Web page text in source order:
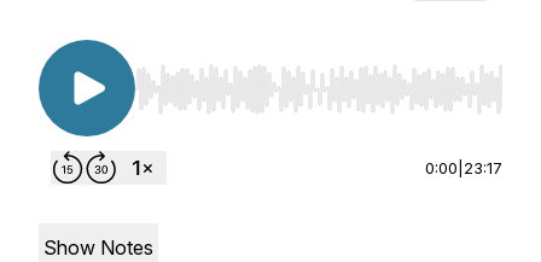
Use Left/Right to seek, Home/End to jump to
0:00 23:17
Show Notes